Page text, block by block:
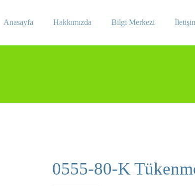
Anasayfa Hakkımızda Bilgi Merkezi
0555-80-K